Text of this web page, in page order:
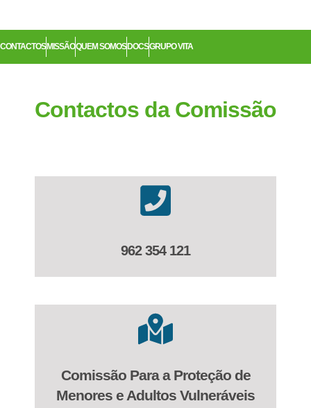
CONTACTOS MISSÃOQUEM SOMOS DOCSGRUPO VITA
Contactos da Comissão
962 354 121
Comissão Para a Proteção de
Menores e Adultos Vulneráveis